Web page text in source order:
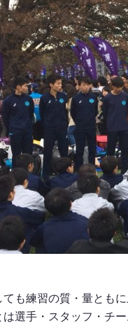
ても練習の質・量とも
は選手・スタッフ・チ